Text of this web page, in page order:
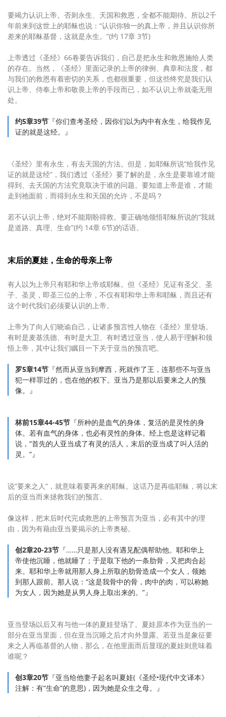
要竭力认识上帝。否则永生、天国和救恩，全都不能期待。所以2千
年前来到这世上的耶稣也说：“认识你独一的真上帝，并且认识你所
差来的耶稣基督，这就是永生。”(约 17章 3节)
上帝透过《圣经》66卷要告诉我们，自己是把永生和救恩施给人类
的存在。当然，《圣经》里面记录的上帝的律例、典章和法度，都
与我们的救恩有着密切的关系，也都很重要，但这些终究是我们认
识上帝、侍奉上帝和敬畏上帝的手段而已，如不认识上帝就毫无用
处。
约5章39节 『你们查考圣经，因你们以为内中有永生，给我作见
证的就是这经。』
《圣经》里有永生，有去天国的方法。但是，如耶稣所说“给我作见
证的就是这经”，我们透过《圣经》要了解的是，永生是要靠谁才能
得到、去天国的方法究竟取决于谁的问题。要知道上帝是谁，才能
走到祂面前，而得到永生和天国的允许，不是吗？
若不认识上帝，绝对不能期盼得救。要正确地领悟耶稣所说的“我就
是道路、真理、生命”(约 14章 6节)的话语。
末后的夏娃，生命的母亲上帝
有人以为上帝只有耶和华上帝或耶稣。但《圣经》见证有圣父、圣
子、圣灵，即圣三位的上帝，不仅有耶和华上帝和耶稣，而且还有
这个时代我们必须要认识的上帝。
上帝为了向人们晓谕自己，让诸多预言性人物在《圣经》里登场。
有时是麦基洗德、有时是大卫、有时透过亚当，使人易于理解和领
悟上帝，其中让我们瞩目一下关于亚当的预言吧。
罗5章14节 『然而从亚当到摩西，死就作了王，连那些不与亚当
犯一样罪过的，也在他的权下。亚当乃是那以后要来之人的预
像。』
林前15章44-45节 『所种的是血气的身体，复活的是灵性的身
体。若有血气的身体，也必有灵性的身体。经上也是这样记着
说，“首先的人亚当成了有灵的活人，末后的亚当成了叫人活的
灵。”』
说“要来之人”，就意味着要再来的耶稣。这话乃是再临耶稣，将以末
后的亚当而来拯救我们的预言。
像这样，把末后时代完成救恩的上帝预言为亚当，必有其中的理
由，因为有藉由亚当要揭示的上帝奥秘。
创2章20-23节 『……只是那人没有遇见配偶帮助他。耶和华上
帝使他沉睡，他就睡了；于是取下他的一条肋骨，又把肉合起
来。耶和华上帝就用那人身上所取的肋骨造成一个女人，领她
到那人跟前。那人说：“这是我骨中的骨，肉中的肉，可以称她
为女人，因为她是从男人身上取出来的。”』
亚当登场以后又有与他一体的夏娃登场了。夏娃原本作为亚当的一
部分在亚当里面，但在亚当沉睡之后才向外显露。若亚当是象征要
来之人再临基督的人物，那么，在他里面而后显现的夏娃则意味着
谁呢？
创3章20节 『亚当给他妻子起名叫夏娃(《圣经•现代中文译本》
注解：有“生命”的意思)，因为她是众生之母。』